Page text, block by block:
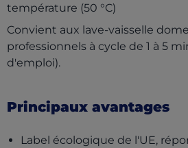
température (50 °C)
Convient aux lave-vaisselle
professionnels à cycle de 1 à 5
d'emploi).
Principaux avantages
Label écologique de l'UE,